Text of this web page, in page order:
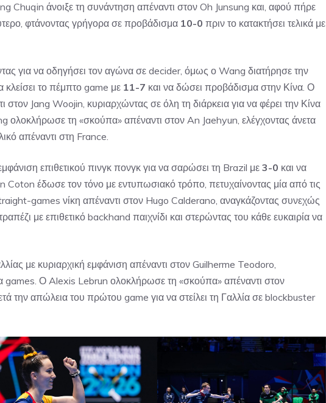
Chuqin άνοιξε τη συνάντηση απέναντι στον Oh Junsung και, αφού πήρε
φτάνοντας γρήγορα σε προβάδισμα 10-0 πριν το κατακτήσει τελικά με
για να οδηγήσει τον αγώνα σε decider, όμως ο Wang διατήρησε την
κλείσει το πέμπτο game με 11-7 και να δώσει προβάδισμα στην Κίνα. Ο
στον Jang Woojin, κυριαρχώντας σε όλη τη διάρκεια για να φέρει την Κίνα
ολοκλήρωσε τη «σκούπα» απέναντι στον An Jaehyun, ελέγχοντας άνετα
απέναντι στη France.
επιθετικού πινγκ πονγκ για να σαρώσει τη Brazil με 3-0 και να
Coton έδωσε τον τόνο με εντυπωσιακό τρόπο, πετυχαίνοντας μία από τις
games νίκη απέναντι στον Hugo Calderano, αναγκάζοντας συνεχώς
με επιθετικό backhand παιχνίδι και στερώντας του κάθε ευκαιρία να
με κυριαρχική εμφάνιση απέναντι στον Guilherme Teodoro,
games. Ο Alexis Lebrun ολοκλήρωσε τη «σκούπα» απέναντι στον
την απώλεια του πρώτου game για να στείλει τη Γαλλία σε blockbuster